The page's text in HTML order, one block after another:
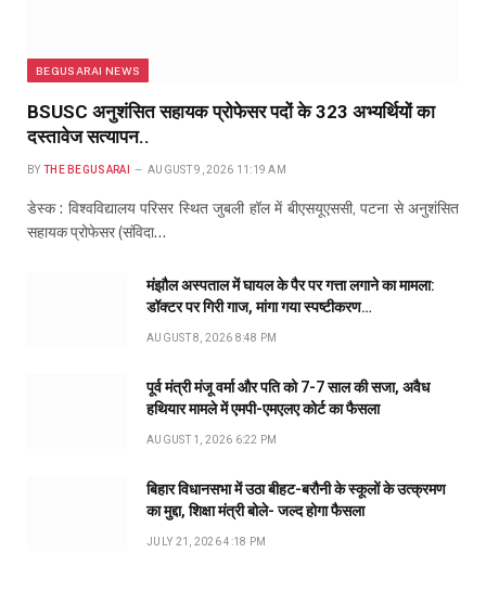
BEGUSARAI NEWS
BSUSC अनुशंसित सहायक प्रोफेसर पदों के 323 अभ्यर्थियों का
दस्तावेज सत्यापन..
BY THE BEGUSARAI AUGUST 9, 2026 11:19 AM
डेस्क : विश्वविद्यालय परिसर स्थित जुबली हॉल में बीएसयूएससी, पटना से अनुशंसित
सहायक प्रोफेसर (संविदा…
मंझौल अस्पताल में घायल के पैर पर गत्ता लगाने का मामला:
डॉक्टर पर गिरी गाज, मांगा गया स्पष्टीकरण…
AUGUST 8, 2026 8:48 PM
पूर्व मंत्री मंजू वर्मा और पति को 7-7 साल की सजा, अवैध
हथियार मामले में एमपी-एमएलए कोर्ट का फैसला
AUGUST 1, 2026 6:22 PM
बिहार विधानसभा में उठा बीहट-बरौनी के स्कूलों के उत्क्रमण
का मुद्दा, शिक्षा मंत्री बोले- जल्द होगा फैसला
JULY 21, 2026 4:18 PM